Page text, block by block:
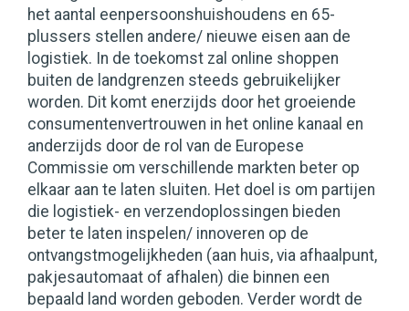
het aantal eenpersoonshuishoudens en 65-
plussers stellen andere/ nieuwe eisen aan de
logistiek. In de toekomst zal online shoppen
buiten de landgrenzen steeds gebruikelijker
worden. Dit komt enerzijds door het groeiende
consumentenvertrouwen in het online kanaal en
anderzijds door de rol van de Europese
Commissie om verschillende markten beter op
elkaar aan te laten sluiten. Het doel is om partijen
die logistiek- en verzendoplossingen bieden
beter te laten inspelen/ innoveren op de
ontvangstmogelijkheden (aan huis, via afhaalpunt,
pakjesautomaat of afhalen) die binnen een
bepaald land worden geboden. Verder wordt de